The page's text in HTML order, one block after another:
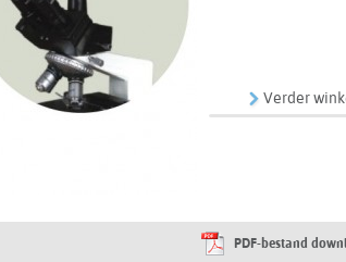
Verder
PDF-bestand